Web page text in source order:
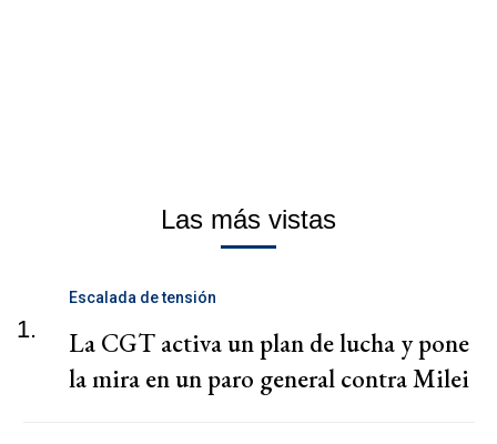
Las más vistas
1.
Escalada de tensión
La CGT activa un plan de lucha y pone
la mira en un paro general contra Milei